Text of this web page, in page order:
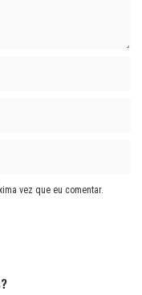
vez que eu comentar.